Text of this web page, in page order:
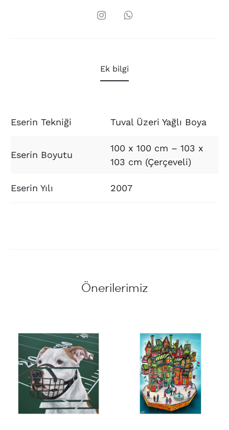
Ek bilgi
Eserin Tekniği Tuval Üzeri Yağlı Boya
Eserin Boyutu
100 x 100 cm – 103 x
103 cm (Çerçeveli)
Eserin Yılı 2007
Önerilerimiz